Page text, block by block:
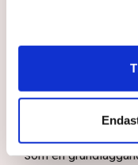
Vad kan Svenska
förutsättningar för
– Det är väldigt
som en